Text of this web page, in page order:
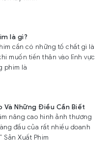
là gì?
cần có những tố chất gì là
muốn tiến thân vào lĩnh vực
phim là
Và Những Điều Cần Biết
nâng cao hình ảnh thương
đầu của rất nhiều doanh
Sản Xuất Phim